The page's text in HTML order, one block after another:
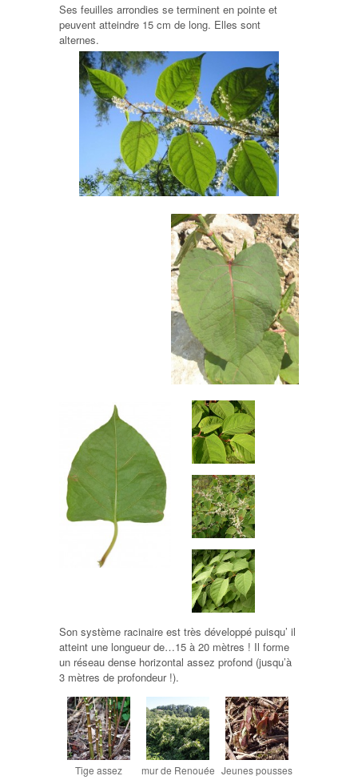
Ses feuilles arrondies se terminent en pointe et
peuvent atteindre 15 cm de long. Elles sont
alternes.
Son système racinaire est très développé puisqu’ il
atteint une longueur de…15 à 20 mètres ! Il forme
un réseau dense horizontal assez profond (jusqu’à
3 mètres de profondeur !).
Tige assez
mur de Renouée Jeunes pousses